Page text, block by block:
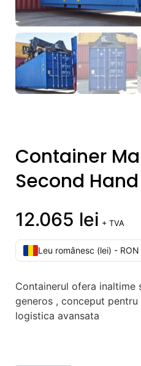
Container
Second
12.065 lei + TVA
Leu românesc (lei) - RON
Containerul ofera inaltime
generos , conceput
logistica avansata